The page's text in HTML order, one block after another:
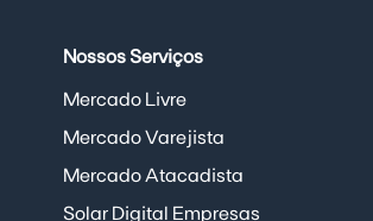
Nossos Serviços
Mercado Livre
Mercado Varejista
Mercado Atacadista
Solar Digital Empresas